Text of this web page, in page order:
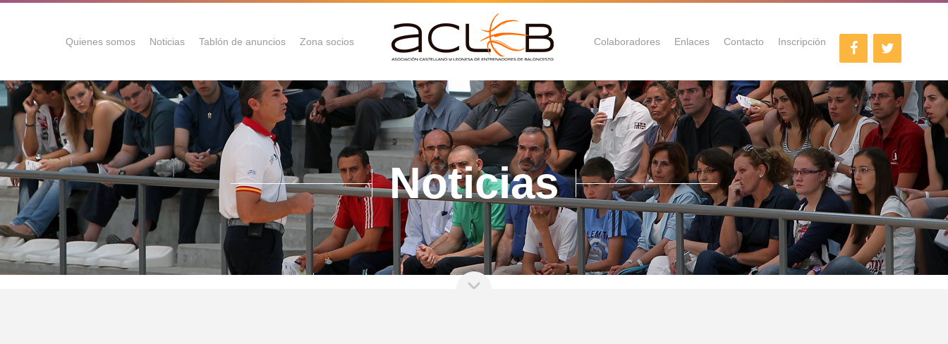
Quienes somos Noticias Tablón de anuncios Zona socios Colaboradores Enlaces Contacto Inscripción
Noticias